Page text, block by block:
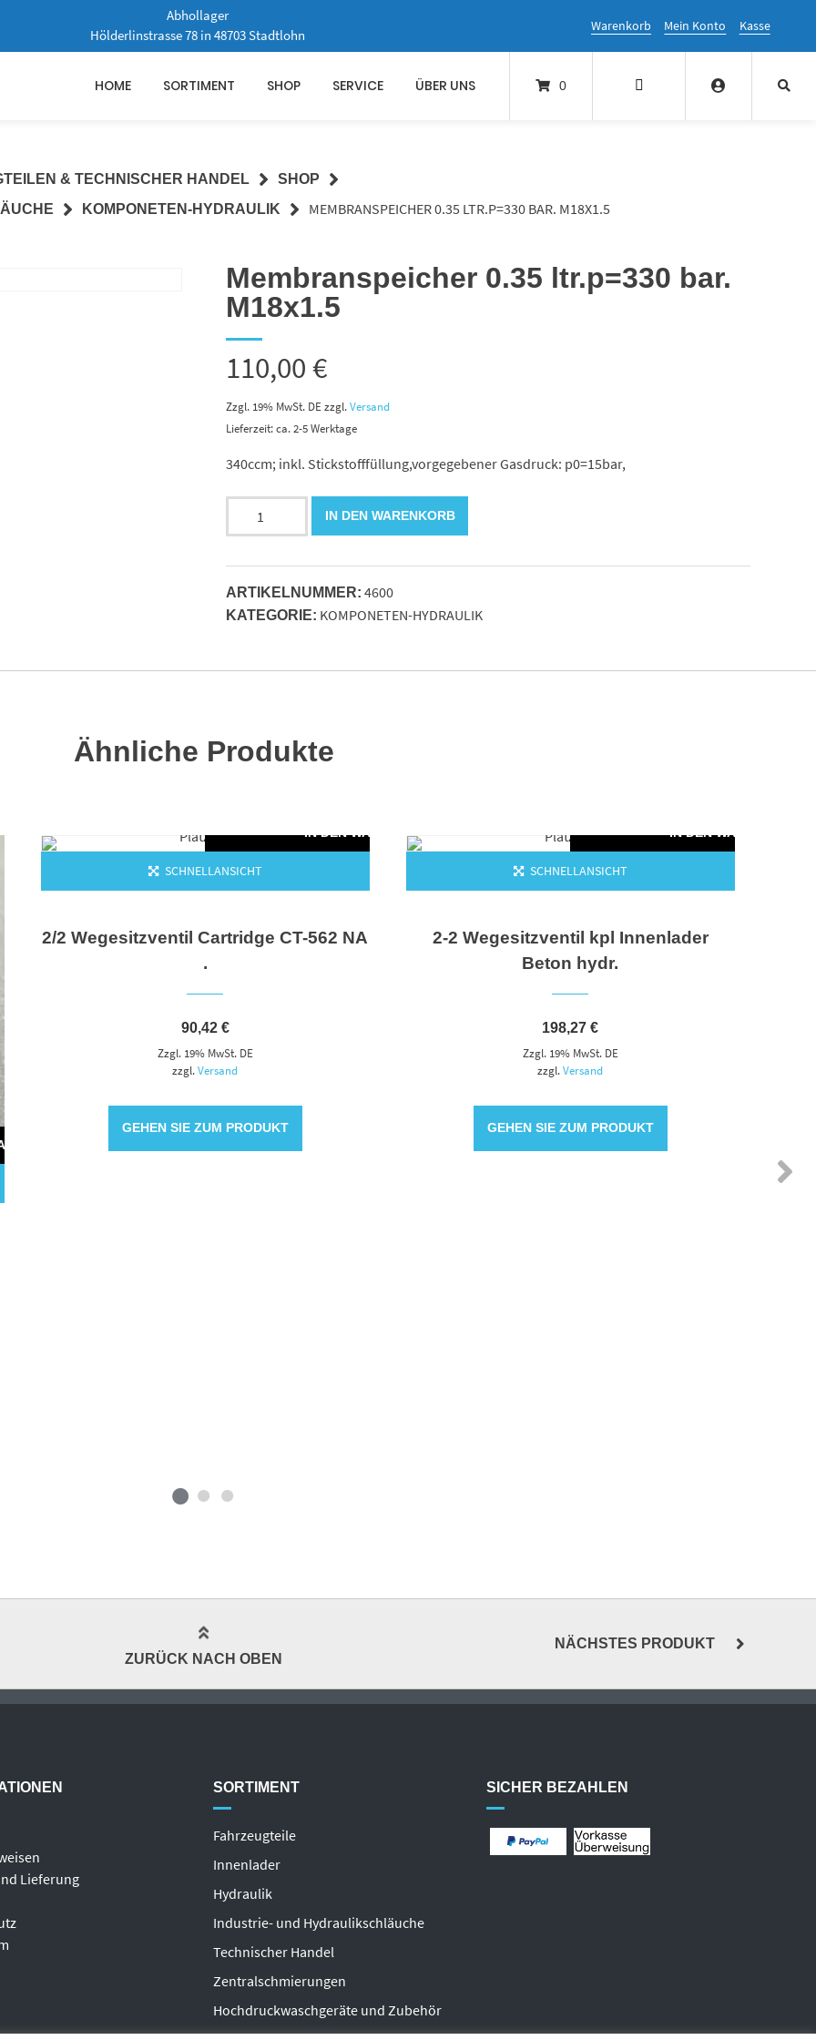
Abhollager
Hölderlinstrasse 78 in 48703 Stadtlohn
Warenkorb Mein Konto Kasse
HOME SORTIMENT SHOP SERVICE ÜBER UNS 0
& TECHNISCHER HANDEL
SHOP
KOMPONETEN-HYDRAULIK MEMBRANSPEICHER 0.35 LTR.P=330 BAR. M18X1.5
Membranspeicher 0.35 ltr.p=330 bar.
M18x1.5
110,00€
Zzgl. 19% MwSt. DE zzgl.Versand
Lieferzeit: ca. 2-5 Werktage
340ccm; inkl. Stickstofffüllung,vorgegebener Gasdruck: p0=15bar,
bar.
M18x1.5
Menge
IN DEN WARENKORB
ARTIKELNUMMER: 4600
KATEGORIE: KOMPONETEN-HYDRAULIK
Ähnliche Produkte
IN DEN WARENKORB
SCHNELLANSICHT
2/2 Wegesitzventil Cartridge CT-562 NA
.
90,42 €
Zzgl. 19% MwSt. DE
zzgl.Versand
GEHEN SIE ZUM PRODUKT
IN DEN WARENKORB
SCHNELLANSICHT
2-2 Wegesitzventil kpl Innenlader
Beton hydr.
198,27€
Zzgl. 19% MwSt. DE
zzgl.Versand
GEHEN SIE ZUM PRODUKT
NÄCHSTES PRODUKT
ZURÜCK NACH OBEN
Lieferung
SORTIMENT
Fahrzeugteile
Innenlader
Hydraulik
Industrie- und Hydraulikschläuche
Technischer Handel
Zentralschmierungen
Hochdruckwaschgeräte und Zubehör
SICHER BEZAHLEN